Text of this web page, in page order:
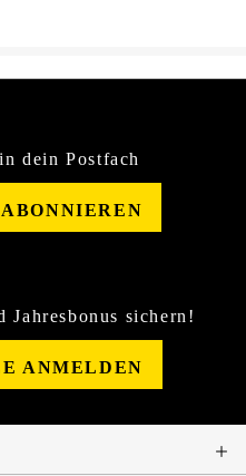
dein Postfach
sichern!
ANMELDEN